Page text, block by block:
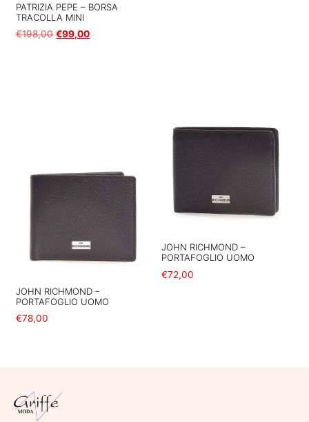
PATRIZIA PEPE – BORSA
TRACOLLA MINI
€198,00 €99,00
JOHN RICHMOND –
PORTAFOGLIO UOMO
€78,00
JOHN RICHMOND –
PORTAFOGLIO UOMO
€72,00